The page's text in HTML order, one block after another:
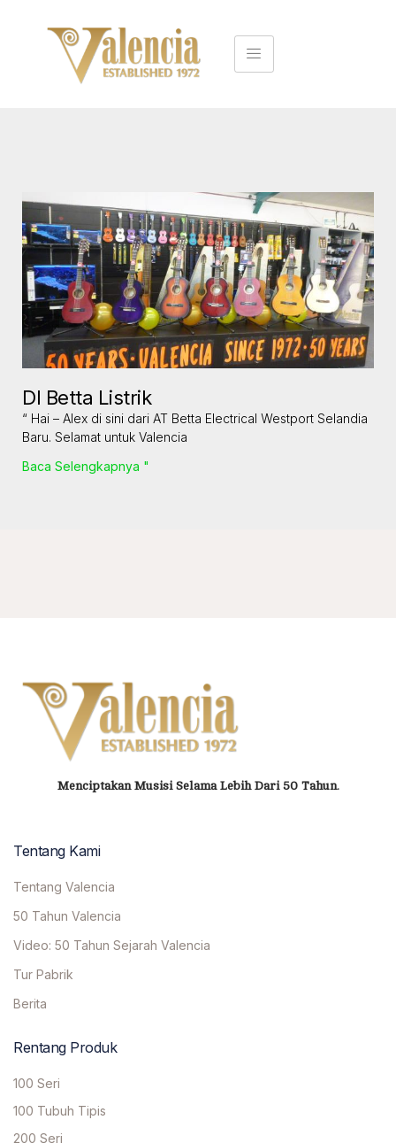
DI Betta Listrik
“ Hai – Alex di sini dari AT Betta Electrical Westport Selandia
Baru. Selamat untuk Valencia
Baca Selengkapnya "
Menciptakan Musisi Selama Lebih Dari 50 Tahun.
Tentang Kami
Tentang Valencia
50 Tahun Valencia
Video: 50 Tahun Sejarah Valencia
Tur Pabrik
Berita
Rentang Produk
100 Seri
100 Tubuh Tipis
200 Seri